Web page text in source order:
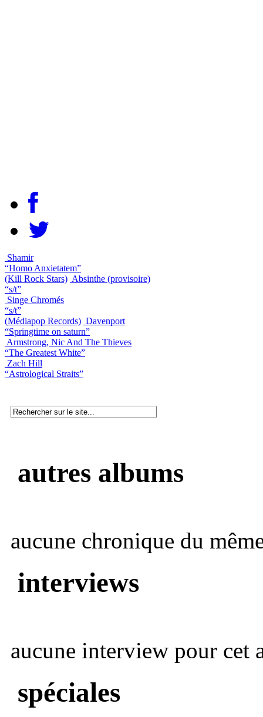
Shamir
“Homo Anxietatem”
(Kill Rock Stars) Absinthe (provisoire)
“s/t”
Singe Chromés
“s/t”
(Médiapop Records) Davenport
“Springtime on saturn”
Armstrong, Nic And The Thieves
“The Greatest White”
Zach Hill
“Astrological Straits”
autres albums
aucune chronique du
interviews
aucune interview pour cet
spéciales